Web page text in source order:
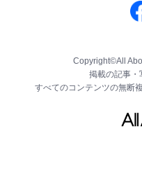
Copyright©All
掲載の記事・
すべてのコンテンツの無断